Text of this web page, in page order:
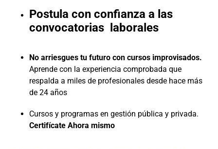
Postula con confianza a las
convocatorias laborales
No arriesgues tu futuro con cursos improvisados.
Aprende con la experiencia comprobada que
respalda a miles de profesionales desde hace más
de 24 años
Cursos y programas en gestión pública y privada.
Certifícate Ahora mismo